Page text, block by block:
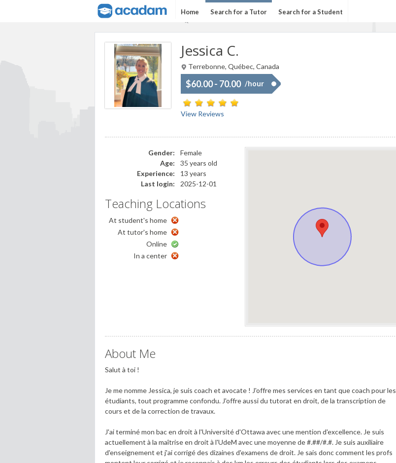
Home Search for a Tutor Search for a Student
Jessica C.
Terrebonne, Québec, Canada
$60.00 - 70.00 /hour
View Reviews
Gender:
Female
Age:
35 years old
Experience:
13 years
Last login:
2025-12-01
Teaching Locations
At student's home
At tutor's home
Online
In a center
About Me
Salut à toi !
Je me nomme Jessica, je suis coach et avocate ! J'offre mes services en tant que coach pour les
étudiants, tout programme confondu. J'offre aussi du tutorat en droit, de la transcription de
cours et de la correction de travaux.
J'ai terminé mon bac en droit à l'Université d'Ottawa avec une mention d'excellence. Je suis
actuellement à la maîtrise en droit à l'UdeM avec une moyenne de #.##/#.#. Je suis auxiliaire
d'enseignement et j'ai corrigé des dizaines d'examens de droit. Je sais donc comment les profs